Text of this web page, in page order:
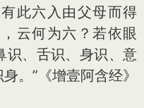
此六入由父母而得
云何为六？若依眼
识、舌识、身识、意
。”《增壹阿含经》